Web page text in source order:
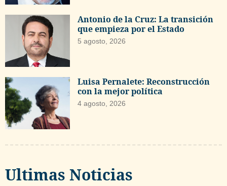
Antonio de la Cruz: La transición
que empieza por el Estado
5 agosto, 2026
Luisa Pernalete: Reconstrucción
con la mejor política
4 agosto, 2026
Ultimas Noticias